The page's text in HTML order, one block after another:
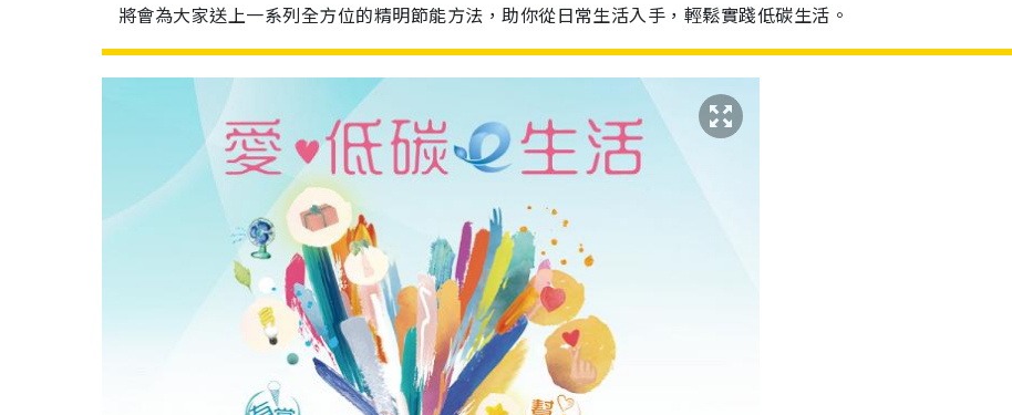
將會為大家送上一系列全方位的精明節能方法，助你從日常生活入手，輕鬆實踐低碳生活。